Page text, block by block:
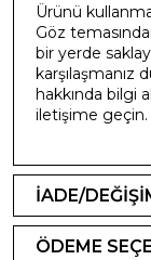
Ürünü
Göz
bir yerde
karşılaşmanız
hakkında bilgi
iletişime geçin.
İADE/
ÖDEME